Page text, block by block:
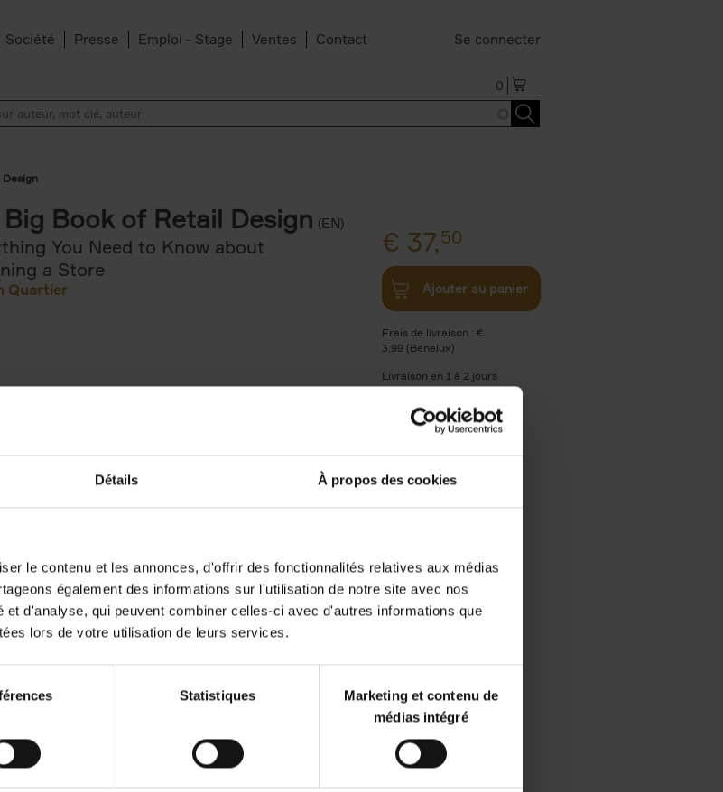
Détails À propos des cookies
le contenu et les annonces, d'offrir des fonctionnalités relatives aux médias
également des informations sur l'utilisation de notre site avec nos
et d'analyse, qui peuvent combiner celles-ci avec d'autres informations que
lors de votre utilisation de leurs services.
Statistiques
Marketing et contenu de
médias intégré
Société Presse Emploi - Stage Ventes Contact Se connecter
0
Book of Retail Design (EN)
You Need to Know about
a Store
Quartier
€ 37,50
Ajouter au panier
Frais de livraison : €
3,99 (Benelux)
Livraison en 1 à 2 jours
ouvrables
Disponibilité :
E-book